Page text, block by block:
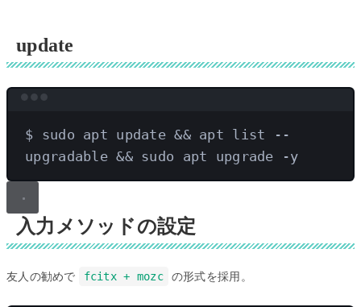
update
$ sudo apt update && apt list
--
upgradable && sudo apt upgrade -y
入力メソッドの設定
友人の勧めで fcitx + mozc の形式を採用。